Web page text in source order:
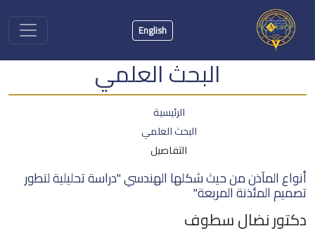
English
البحث العلمي
الرئيسية
البحث العلمي
التفاصيل
أنواع المآذن من حيث شكلها الهندسي "دراسة تحليلية لتطور
تصميم المئذنة المربعة"
دكتور نضال سطوف